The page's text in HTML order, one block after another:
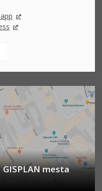
GISPLAN mesta